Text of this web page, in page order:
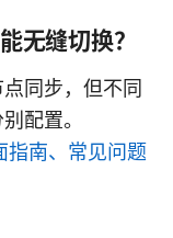
无缝切换？
同步，但不同
配置。
南、常见问题